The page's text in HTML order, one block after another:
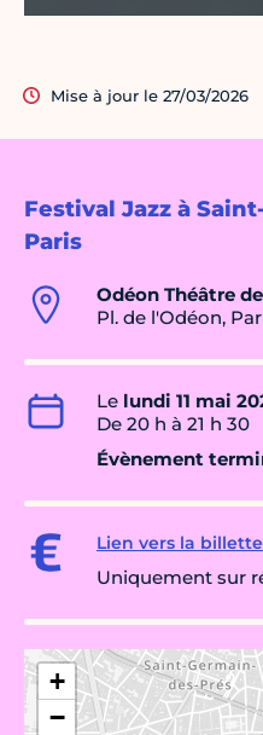
Festival Jazz à
Paris
Odéon Théâtre
Pl. de l'Odéon,
Le lundi 11 mai
De 20 h à 21 h 30
Évènement
Lien vers la
Uniquement sur
+
−
Mise à jour le 27/03/2026